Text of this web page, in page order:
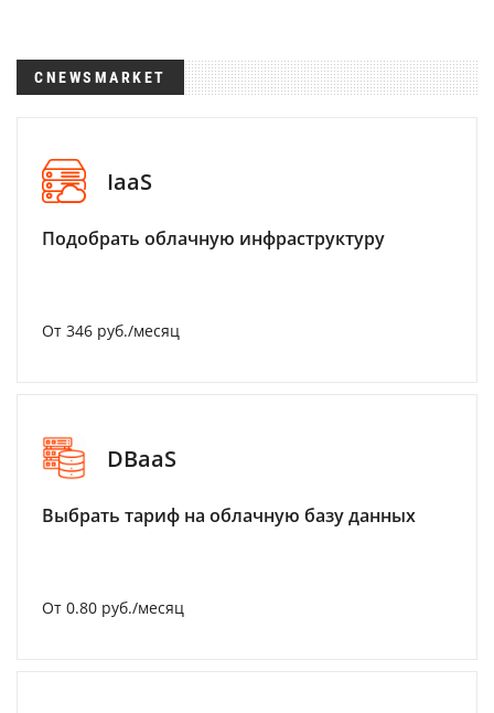
CNEWSMARKET
IaaS
Подобрать облачную инфраструктуру
От 346 руб./месяц
DBaaS
Выбрать тариф на облачную базу данных
От 0.80 руб./месяц